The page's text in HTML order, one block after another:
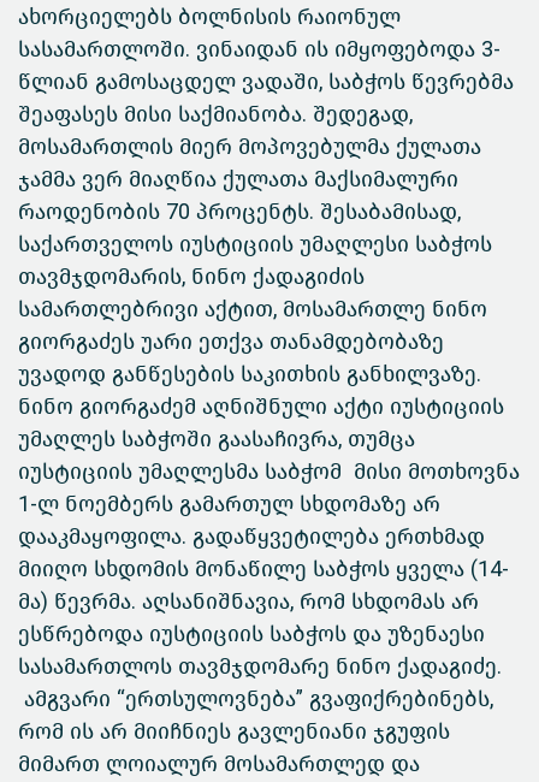
ახორციელებს ბოლნისის რაიონულ
სასამართლოში. ვინაიდან ის იმყოფებოდა 3-
წლიან გამოსაცდელ ვადაში, საბჭოს წევრებმა
შეაფასეს მისი საქმიანობა. შედეგად,
მოსამართლის მიერ მოპოვებულმა ქულათა
ჯამმა ვერ მიაღწია ქულათა მაქსიმალური
რაოდენობის 70 პროცენტს. შესაბამისად,
საქართველოს იუსტიციის უმაღლესი საბჭოს
თავმჯდომარის, ნინო ქადაგიძის
სამართლებრივი აქტით, მოსამართლე ნინო
გიორგაძეს უარი ეთქვა თანამდებობაზე
უვადოდ განწესების საკითხის განხილვაზე.
ნინო გიორგაძემ აღნიშნული აქტი იუსტიციის
უმაღლეს საბჭოში გაასაჩივრა, თუმცა
იუსტიციის უმაღლესმა საბჭომ მისი მოთხოვნა
1-ლ ნოემბერს გამართულ სხდომაზე არ
დააკმაყოფილა. გადაწყვეტილება ერთხმად
მიიღო სხდომის მონაწილე საბჭოს ყველა (14-
მა) წევრმა. აღსანიშნავია, რომ სხდომას არ
ესწრებოდა იუსტიციის საბჭოს და უზენაესი
სასამართლოს თავმჯდომარე ნინო ქადაგიძე.
ამგვარი “ერთსულოვნება” გვაფიქრებინებს,
რომ ის არ მიიჩნიეს გავლენიანი ჯგუფის
მიმართ ლოიალურ მოსამართლედ და